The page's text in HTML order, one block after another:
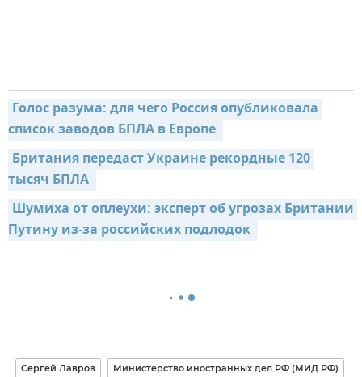
Голос разума: для чего Россия опубликовала
список заводов БПЛА в Европе
Британия передаст Украине рекордные 120
тысяч БПЛА
Шумиха от оплеухи: эксперт об угрозах Британии
Путину из-за российских подлодок
Сергей Лавров Министерство иностранных дел РФ (МИД РФ)